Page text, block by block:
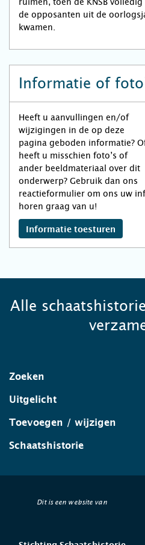
de opposanten uit de
kwamen.
Informatie of
Heeft u aanvullingen en/of
wijzigingen in de op deze
pagina geboden informatie?
heeft u misschien foto’s of
ander beeldmateriaal over dit
onderwerp? Gebruik dan ons
reactieformulier om ons uw
horen graag van u!
Informatie toesturen
Alle
Zoeken
Uitgelicht
Toevoegen / wijzigen
Schaatshistorie
Dit is een website van